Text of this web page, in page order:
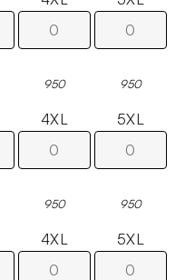
950 950
4XL
950
5XL
950
4XL 5XL